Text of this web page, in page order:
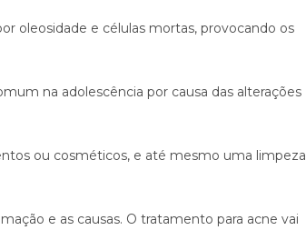
oleosidade e células mortas, provocando os
na adolescência por causa das alterações
ou cosméticos, e até mesmo uma limpeza
e as causas. O tratamento para acne vai